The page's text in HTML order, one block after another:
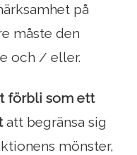
på
måste den
och / eller.
förbli som ett
att begränsa sig
mönster,